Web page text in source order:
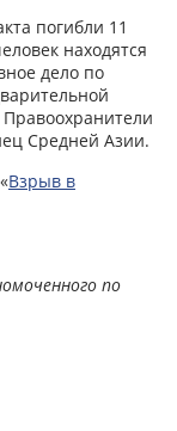
погибли 11
находятся
дело по
Средней Азии.
Взрыв в
по